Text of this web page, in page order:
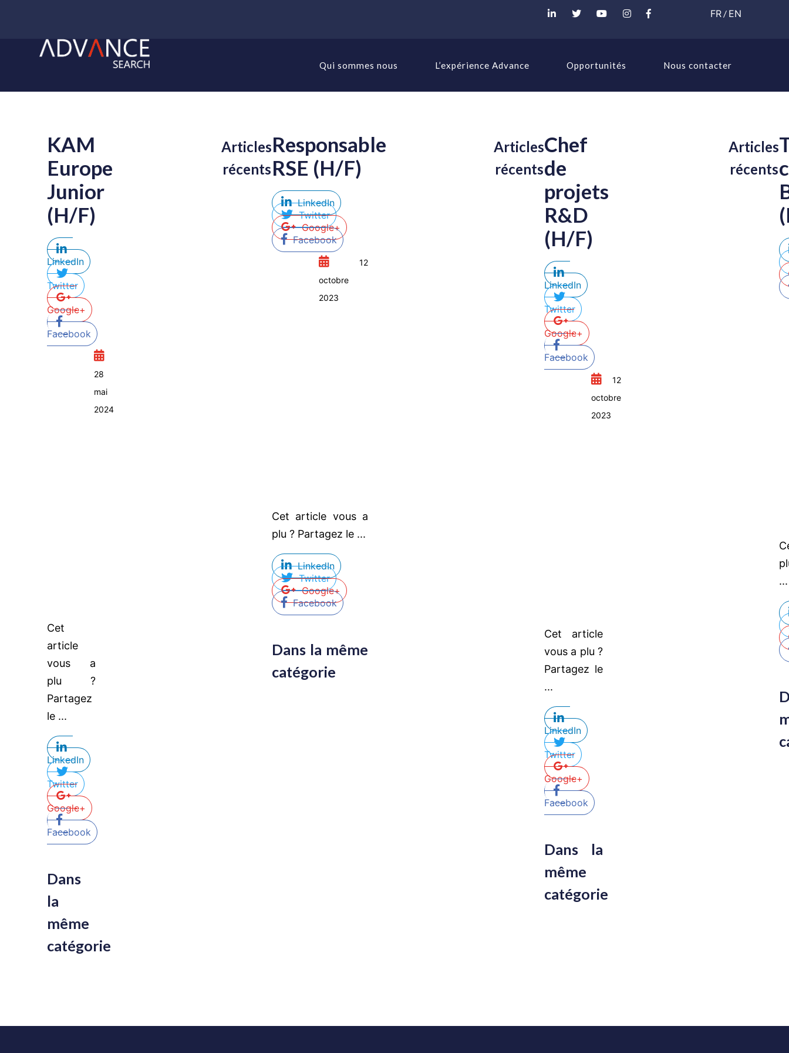
FR/ EN
Qui sommes nous L’expérience Advance Opportunités Nous contacter
KAM
Europe
Junior
(H/F)
LinkedIn
Twitter
Google+
Facebook
28
mai
2024
Cet
article
vous a
plu ?
Partagez
le ...
LinkedIn
Twitter
Google+
Facebook
Dans
la
même
catégorie
Articles
récents
Responsable
RSE (H/F)
LinkedIn
Twitter
Google+
Facebook
12
octobre
2023
Cet article vous a
plu ? Partagez le ...
LinkedIn
Twitter
Google+
Facebook
Dans la même
catégorie
Articles
récents
Chef
de
projets
R&D
(H/F)
LinkedIn
Twitter
Google+
Facebook
12
octobre
2023
Cet article
vous a plu ?
Partagez le
...
LinkedIn
Twitter
Google+
Facebook
Dans la
même
catégorie
Articles
récents
...